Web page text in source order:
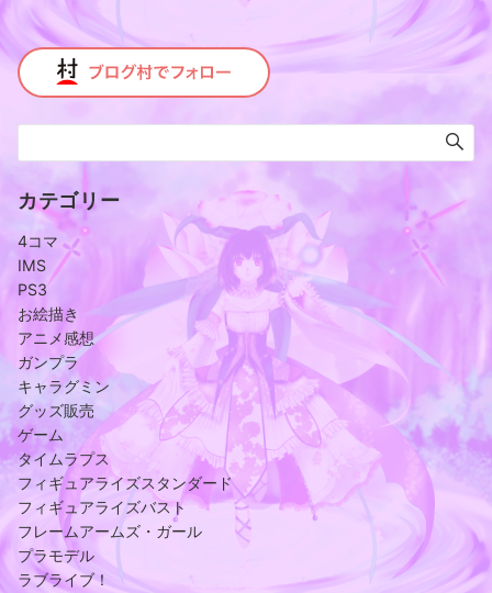
カテゴリー
4コマ
IMS
PS3
お絵描き
アニメ感想
ガンプラ
キャラグミン
グッズ販売
ゲーム
タイムラプス
フィギュアライズスタンダード
フィギュアライズバスト
フレームアームズ・ガール
プラモデル
ラブライブ！